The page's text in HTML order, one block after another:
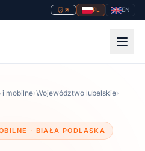
PL EN
i mobilne›Województwo lubelskie›
· BIAŁA PODLASKA